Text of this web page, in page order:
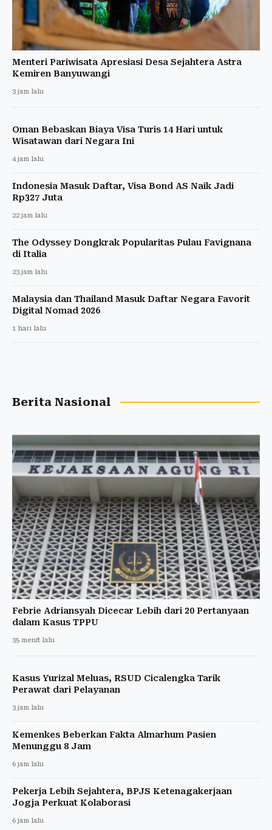
Menteri Pariwisata Apresiasi Desa Sejahtera Astra
Kemiren Banyuwangi
3 jam lalu
Oman Bebaskan Biaya Visa Turis 14 Hari untuk
Wisatawan dari Negara Ini
4 jam lalu
Indonesia Masuk Daftar, Visa Bond AS Naik Jadi
Rp327 Juta
22 jam lalu
The Odyssey Dongkrak Popularitas Pulau Favignana
di Italia
23 jam lalu
Malaysia dan Thailand Masuk Daftar Negara Favorit
Digital Nomad 2026
1 hari lalu
Berita Nasional
Febrie Adriansyah Dicecar Lebih dari 20 Pertanyaan
dalam Kasus TPPU
35 menit lalu
Kasus Yurizal Meluas, RSUD Cicalengka Tarik
Perawat dari Pelayanan
3 jam lalu
Kemenkes Beberkan Fakta Almarhum Pasien
Menunggu 8 Jam
6 jam lalu
Pekerja Lebih Sejahtera, BPJS Ketenagakerjaan
Jogja Perkuat Kolaborasi
6 jam lalu